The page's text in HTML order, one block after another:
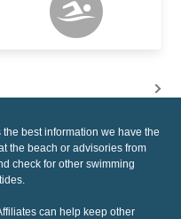
best information we have the
the beach or advisories from
check for other swimming
can help keep other